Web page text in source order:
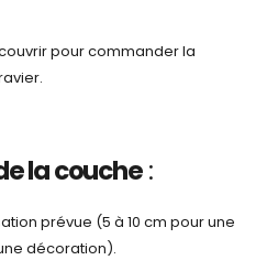
pour commander la
la couche:
prévue (5 à 10 cm pour une
décoration).